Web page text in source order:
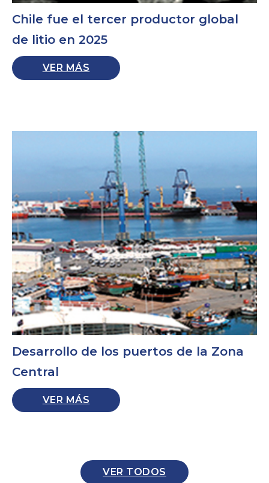
Chile fue el tercer productor global
de litio en 2025
VER MÁS
Desarrollo de los puertos de la Zona
Central
VER MÁS
VER TODOS